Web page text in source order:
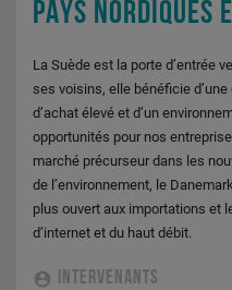
PAYS NORDIQUES
La Suède est la porte d’entrée
ses voisins, elle bénéficie
d’achat élevé et d’un
opportunités pour nos
marché précurseur dans les
de l’environnement, le
plus ouvert aux importations et
d’internet et du haut débit.
INTERVENANTS